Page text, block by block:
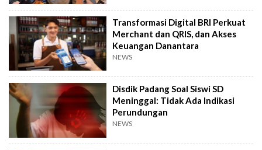
Transformasi Digital BRI Perkuat
Merchant dan QRIS, dan Akses
Keuangan Danantara
NEWS
Disdik Padang Soal Siswi SD
Meninggal: Tidak Ada Indikasi
Perundungan
NEWS